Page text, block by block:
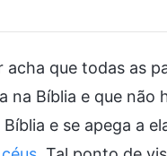
acha que todas as
na Bíblia e que
e se apega a